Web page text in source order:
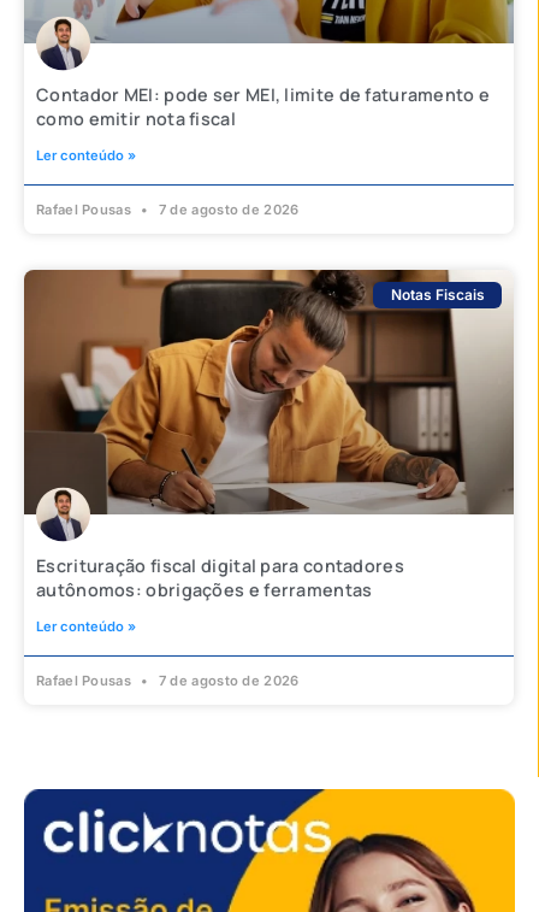
Contador MEI: pode ser MEI, limite de faturamento e
como emitir nota fiscal
Ler conteúdo »
Rafael Pousas 7 de agosto de 2026
Notas Fiscais
Escrituração fiscal digital para contadores
autônomos: obrigações e ferramentas
Ler conteúdo »
Rafael Pousas 7 de agosto de 2026